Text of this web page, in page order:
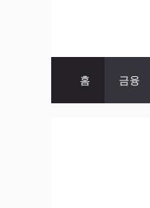
content
홈 금융